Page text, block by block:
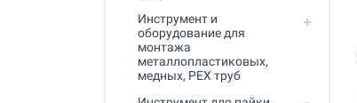
Инструмент и
оборудование для
монтажа
металлопластиковых,
медных, PEX труб